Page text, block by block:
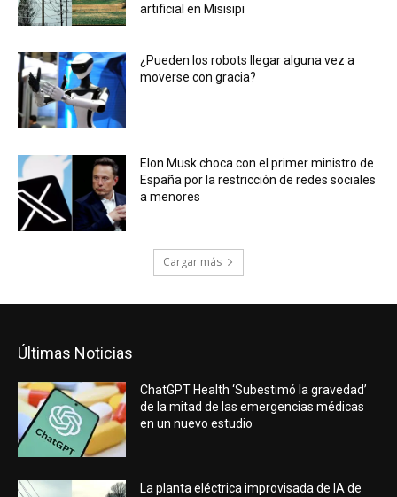
artificial en Misisipi
¿Pueden los robots llegar alguna vez a
moverse con gracia?
Elon Musk choca con el primer ministro de
España por la restricción de redes sociales
a menores
Cargar más
Últimas Noticias
ChatGPT Health ‘Subestimó la gravedad’
de la mitad de las emergencias médicas
en un nuevo estudio
La planta eléctrica improvisada de IA de